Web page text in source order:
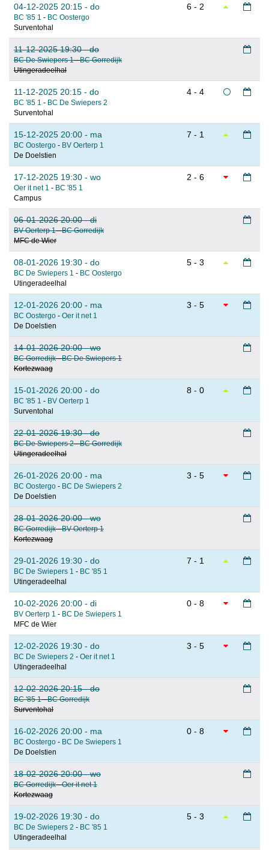
04-12-2025 20:15 - do
BC '85 1 - BC Oostergo
Surventohal
6 - 2
11-12-2025 19:30 - do
BC De Swiepers 1-BC Gorredijk
Utingeradeelhal
11-12-2025 20:15 - do
BC '85 1 - BC De Swiepers 2
Surventohal
4 - 4
15-12-2025 20:00 - ma
BC Oostergo - BV Oerterp 1
De Doelstien
7 - 1
17-12-2025 19:30 - wo
Oer it net 1 - BC '85 1
Campus
2 - 6
06-01-2026 20:00 - di
BV Oerterp 1-BC Gorredijk
MFC de Wier
08-01-2026 19:30 - do
BC De Swiepers 1 - BC Oostergo
Utingeradeelhal
5 - 3
12-01-2026 20:00 - ma
BC Oostergo - Oer it net 1
De Doelstien
3 - 5
14-01-2026 20:00 - wo
BC Gorredijk-BC De Swiepers 1
Kortezwaag
15-01-2026 20:00 - do
BC '85 1 - BV Oerterp 1
Surventohal
8 - 0
22-01-2026 19:30 - do
BC De Swiepers 2-BC Gorredijk
Utingeradeelhal
26-01-2026 20:00 - ma
BC Oostergo - BC De Swiepers 2
De Doelstien
3 - 5
28-01-2026 20:00 - wo
BC Gorredijk-BV Oerterp 1
Kortezwaag
29-01-2026 19:30 - do
BC De Swiepers 1 - BC '85 1
Utingeradeelhal
7 - 1
10-02-2026 20:00 - di
BV Oerterp 1 - BC De Swiepers 1
MFC de Wier
0 - 8
12-02-2026 19:30 - do
BC De Swiepers 2 - Oer it net 1
Utingeradeelhal
3 - 5
12-02-2026 20:15 - do
BC '85 1-BC Gorredijk
Surventohal
16-02-2026 20:00 - ma
BC Oostergo - BC De Swiepers 1
De Doelstien
0 - 8
18-02-2026 20:00 - wo
BC Gorredijk-Oer it net 1
Kortezwaag
19-02-2026 19:30 - do
BC De Swiepers 2 - BC '85 1
Utingeradeelhal
5 - 3